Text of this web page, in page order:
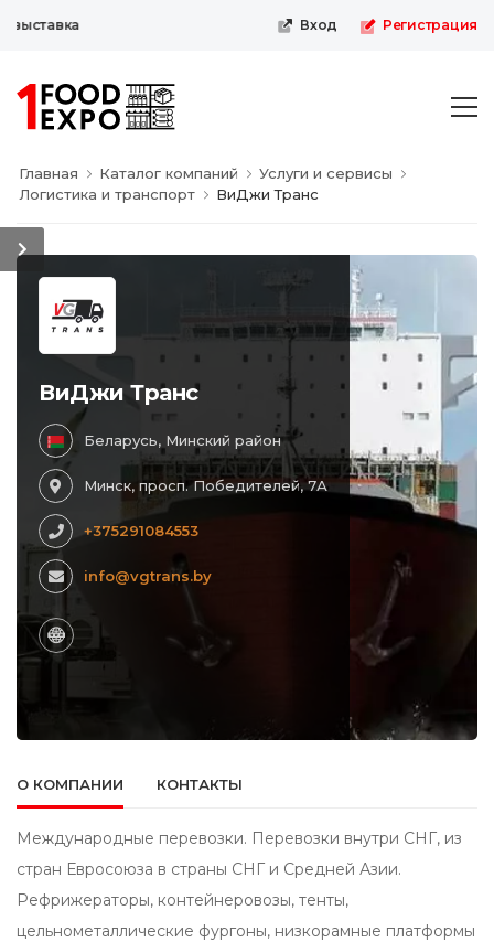
Вход Регистрация
Главная Каталог компаний
Услуги и сервисы
Логистика и транспорт
ВиДжи Транс
ВиДжи Транс
Беларусь, Минский район
Минск, просп. Победителей, 7А
+375291084553
info@vgtrans.by
О КОМПАНИИ КОНТАКТЫ
Международные перевозки. Перевозки внутри СНГ, из
стран Евросоюза в страны СНГ и Средней Азии.
Рефрижераторы, контейнеровозы, тенты,
цельнометаллические фургоны, низкорамные платформы